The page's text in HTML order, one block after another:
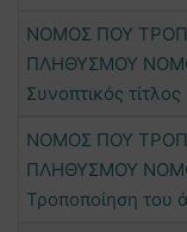
ΝΟΜΟΣ ΠΟΥ
ΠΛΗΘΥΣΜΟΥ
Συνοπτικός τίτλος
ΝΟΜΟΣ ΠΟΥ
ΠΛΗΘΥΣΜΟΥ
Τροποποίηση του